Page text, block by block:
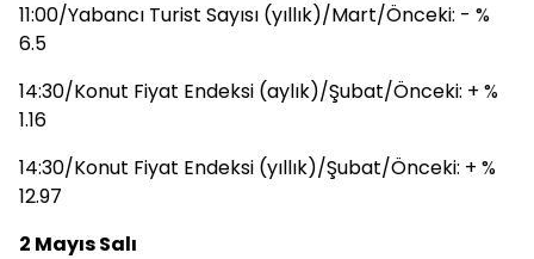
11:00/Yabancı Turist Sayısı (yıllık)/Mart/Önceki: - %
6.5
14:30/Konut Fiyat Endeksi (aylık)/Şubat/Önceki: + %
1.16
14:30/Konut Fiyat Endeksi (yıllık)/Şubat/Önceki: + %
12.97
2 Mayıs Salı